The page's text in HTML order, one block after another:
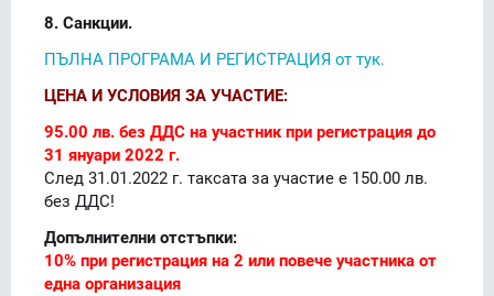
8. Санкции.
ПЪЛНА ПРОГРАМА И РЕГИСТРАЦИЯ от тук.
ЦЕНА И УСЛОВИЯ ЗА УЧАСТИЕ:
95.00 лв. без ДДС на участник при регистрация до
31 януари 2022 г.
След 31.01.2022 г. таксата за участие е 150.00 лв.
без ДДС!
Допълнителни отстъпки:
10% при регистрация на 2 или повече участника от
една организация